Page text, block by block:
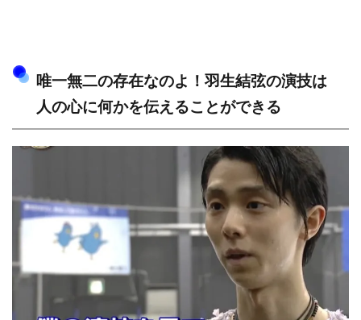
唯一無二の存在なのよ！羽生結弦の演技は
人の心に何かを伝えることができる